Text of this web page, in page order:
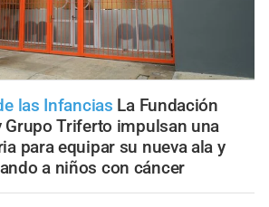
las Infancias La Fundación
Grupo Triferto impulsan una
para equipar su nueva ala y
a niños con cáncer